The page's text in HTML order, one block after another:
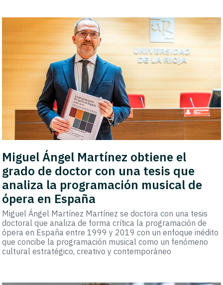
Miguel Ángel Martínez obtiene el
grado de doctor con una tesis que
analiza la programación musical de
ópera en España
Miguel Ángel Martínez Martínez se doctora con una tesis
doctoral que analiza de forma crítica la programación de
ópera en España entre 1999 y 2019 con un enfoque inédito
que concibe la programación musical como un fenómeno
cultural estratégico, creativo y contemporáneo